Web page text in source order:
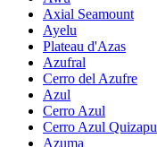
Axial Seamount
Ayelu
Plateau d'Azas
Azufral
Cerro del Azufre
Azul
Cerro Azul
Cerro Azul Quizapu
Azuma